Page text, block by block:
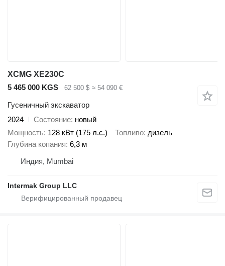
XCMG XE230C
5 465 000 KGS
62 500 $ ≈ 54 090 €
Гусеничный экскаватор
2024
Состояние новый
Мощность 128 кВт (175 л.с.) Топливо дизель
Глубина копания 6,3 м
Индия, Mumbai
Intermak Group LLC